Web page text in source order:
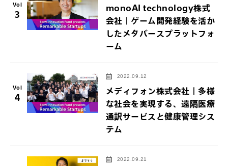
Vol
3
monoAI technology株式
会社｜ゲーム開発経験を活か
したメタバースプラットフォ
ーム
Vol
4
2022.09.12
メディフォン株式会社｜多様
な社会を実現する、遠隔医療
通訳サービスと健康管理シス
テム
2022.09.21